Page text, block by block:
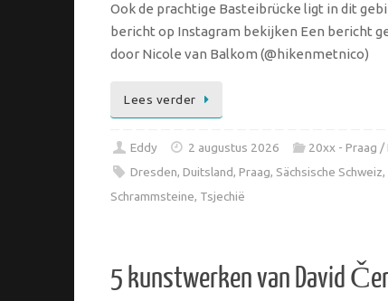
Ook de prachtige Basteibrücke ligt in dit
bericht op Instagram bekijken Een bericht
door Nicole van Balkom (@hikenmetnico)
Lees verder
Eddy 2 augustus 2026
20xx - Praag /
Dresden,Duitsland,Praag, Sächsische Schweiz,
Schrammsteine, Tsjechië
5 kunstwerken van David